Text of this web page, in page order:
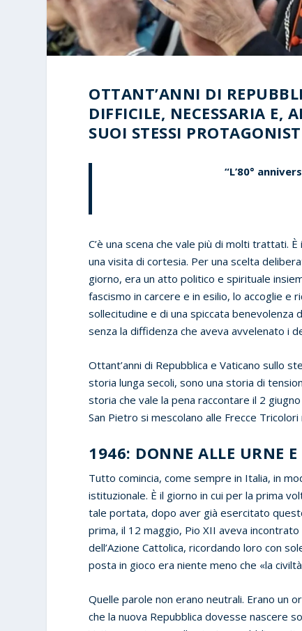
OTTANT’ANNI DI
DIFFICILE, NECESSARIA E,
SUOI STESSI
“L’80°
C’è una scena che vale più di molti trattati.
una visita di cortesia. Per una scelta
giorno, era un atto politico e spirituale
fascismo in carcere e in esilio, lo accoglie e
sollecitudine e di una spiccata benevolenza
senza la diffidenza che aveva avvelenato i
Ottant’anni di Repubblica e Vaticano sullo
storia lunga secoli, sono una storia di
storia che vale la pena raccontare il 2
San Pietro si mescolano alle Frecce Tricolori
1946: DONNE ALLE URNE
Tutto comincia, come sempre in Italia, in
istituzionale. È il giorno in cui per la prima
tale portata, dopo aver già esercitato
prima, il 12 maggio, Pio XII aveva
dell’Azione Cattolica, ricordando loro con
posta in gioco era niente meno che «la
Quelle parole non erano neutrali. Erano un
che la nuova Repubblica dovesse nascere